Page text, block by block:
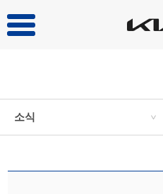
소식 >